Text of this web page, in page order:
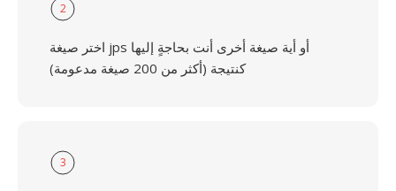
2
اختر صيغة jps أو أية صيغة أخرى أنت بحاجةٍ إليها
كنتيجة (أكثر من 200 صيغة مدعومة)
3